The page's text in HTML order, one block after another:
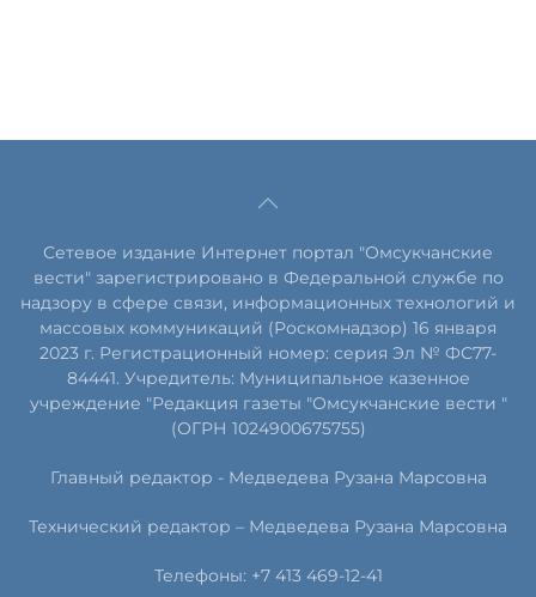
Сетевое издание Интернет портал "Омсукчанские
вести" зарегистрировано в Федеральной службе по
надзору в сфере связи, информационных технологий и
массовых коммуникаций (Роскомнадзор) 16 января
2023 г. Регистрационный номер: серия Эл № ФС77-
84441. Учредитель: Муниципальное казенное
учреждение "Редакция газеты "Омсукчанские вести "
(ОГРН 1024900675755)
Главный редактор - Медведева Рузана Марсовна
Технический редактор – Медведева Рузана Марсовна
Телефоны: +7 413 469-12-41